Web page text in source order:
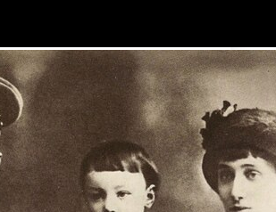
образование
ДОПОЛНИТЕЛЬНОГО
ДОПОЛНИТЕЛЬНОГО